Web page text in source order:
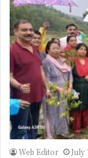
Web Editor July